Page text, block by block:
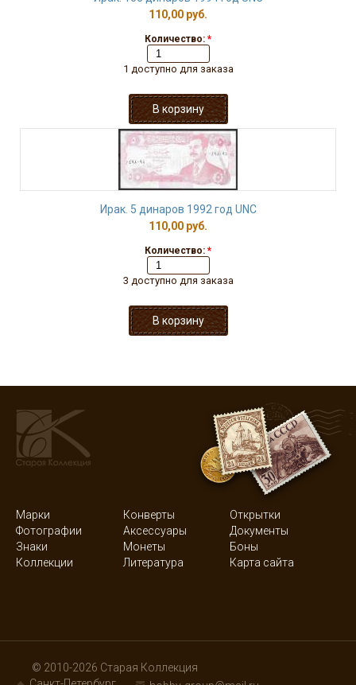
110,00 руб.
Количество: *
1 доступно для заказа
Ирак. 5 динаров 1992 год UNС
110,00 руб.
Количество: *
3 доступно для заказа
Марки Конверты
Открытки
Фотографии
Аксессуары
Документы
Знаки
Монеты
Боны
Коллекции
Литература Карта сайта
© 2010-2026 Старая Коллекция